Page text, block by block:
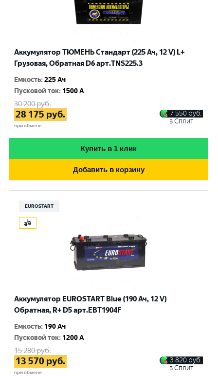
Аккумулятор ТЮМЕНЬ Стандарт (225 Ач, 12 V) L+
Грузовая, Обратная D6 арт.TNS225.3
Емкость:225 Ач
Пусковой ток: 1500 A
30 200руб.
28 175 руб.
при обмене
7 550 руб.
в Сплит
Купить в 1 клик
Добавить в корзину
EUROSTART
Аккумулятор EUROSTART Blue (190 Ач, 12 V)
Обратная, R+ D5 арт.EBT1904F
Емкость: 190 Ач
Пусковой ток: 1200 A
15 280руб.
13 570 руб.
при обмене
3 820 руб.
в Сплит